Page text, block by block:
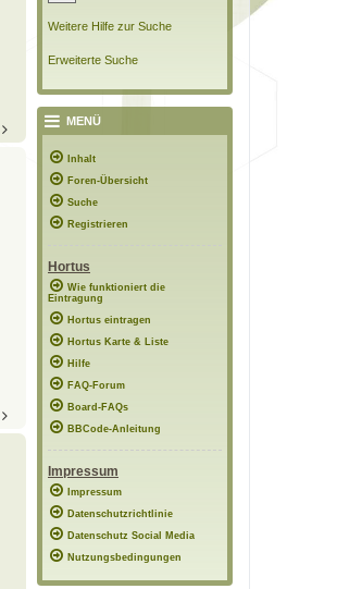
Weitere Hilfe zur Suche
Erweiterte Suche
MENÜ
Inhalt
Foren-Übersicht
Suche
Registrieren
Hortus
Wie funktioniert die
Eintragung
Hortus eintragen
Hortus Karte & Liste
Hilfe
FAQ-Forum
Board-FAQs
BBCode-Anleitung
Impressum
Impressum
Datenschutzrichtlinie
Datenschutz Social Media
Nutzungsbedingungen